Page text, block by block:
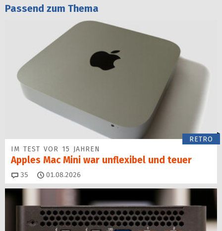
Passend zum Thema
RETRO
IM TEST VOR 15 JAHREN
Apples Mac Mini war unflexibel und teuer
35 Kommentare
01.08.2026